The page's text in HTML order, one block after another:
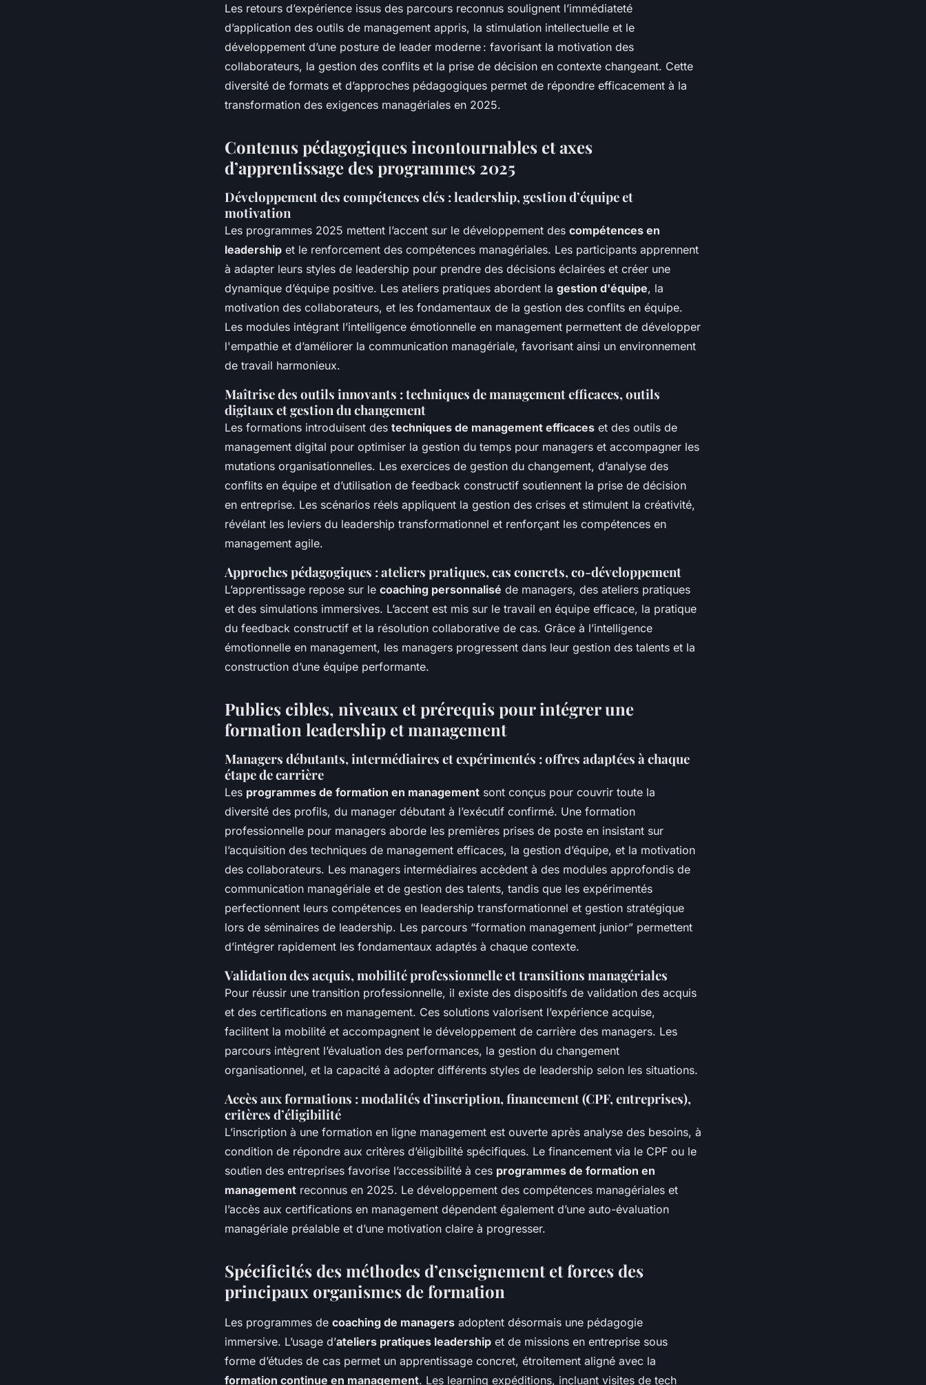
Les retours d’expérience issus des parcours reconnus soulignent l’immédiateté
d’application des outils de management appris, la stimulation intellectuelle et le
développement d’une posture de leader moderne : favorisant la motivation des
collaborateurs, la gestion des conflits et la prise de décision en contexte changeant. Cette
diversité de formats et d’approches pédagogiques permet de répondre efficacement à la
transformation des exigences managériales en 2025.
Contenus pédagogiques incontournables et axes
d’apprentissage des programmes 2025
Développement des compétences clés : leadership, gestion d’équipe et
motivation
Les programmes 2025 mettent l’accent sur le développement des compétences en
leadership et le renforcement des compétences managériales. Les participants apprennent
à adapter leurs styles de leadership pour prendre des décisions éclairées et créer une
dynamique d’équipe positive. Les ateliers pratiques abordent la gestion d'équipe, la
motivation des collaborateurs, et les fondamentaux de la gestion des conflits en équipe.
Les modules intégrant l’intelligence émotionnelle en management permettent de développer
l'empathie et d’améliorer la communication managériale, favorisant ainsi un environnement
de travail harmonieux.
Maîtrise des outils innovants : techniques de management efficaces, outils
digitaux et gestion du changement
Les formations introduisent des techniques de management efficaces et des outils de
management digital pour optimiser la gestion du temps pour managers et accompagner les
mutations organisationnelles. Les exercices de gestion du changement, d’analyse des
conflits en équipe et d’utilisation de feedback constructif soutiennent la prise de décision
en entreprise. Les scénarios réels appliquent la gestion des crises et stimulent la créativité,
révélant les leviers du leadership transformationnel et renforçant les compétences en
management agile.
Approches pédagogiques : ateliers pratiques, cas concrets, co-développement
L’apprentissage repose sur le coaching personnalisé de managers, des ateliers pratiques
et des simulations immersives. L’accent est mis sur le travail en équipe efficace, la pratique
du feedback constructif et la résolution collaborative de cas. Grâce à l’intelligence
émotionnelle en management, les managers progressent dans leur gestion des talents et la
construction d’une équipe performante.
Publics cibles, niveaux et prérequis pour intégrer une
formation leadership et management
Managers débutants, intermédiaires et expérimentés : offres adaptées à chaque
étape de carrière
Les programmes de formation en management sont conçus pour couvrir toute la
diversité des profils, du manager débutant à l’exécutif confirmé. Une formation
professionnelle pour managers aborde les premières prises de poste en insistant sur
l’acquisition des techniques de management efficaces, la gestion d’équipe, et la motivation
des collaborateurs. Les managers intermédiaires accèdent à des modules approfondis de
communication managériale et de gestion des talents, tandis que les expérimentés
perfectionnent leurs compétences en leadership transformationnel et gestion stratégique
lors de séminaires de leadership. Les parcours “formation management junior” permettent
d’intégrer rapidement les fondamentaux adaptés à chaque contexte.
Validation des acquis, mobilité professionnelle et transitions managériales
Pour réussir une transition professionnelle, il existe des dispositifs de validation des acquis
et des certifications en management. Ces solutions valorisent l’expérience acquise,
facilitent la mobilité et accompagnent le développement de carrière des managers. Les
parcours intègrent l’évaluation des performances, la gestion du changement
organisationnel, et la capacité à adopter différents styles de leadership selon les situations.
Accès aux formations : modalités d’inscription, financement (CPF, entreprises),
critères d’éligibilité
L’inscription à une formation en ligne management est ouverte après analyse des besoins, à
condition de répondre aux critères d’éligibilité spécifiques. Le financement via le CPF ou le
soutien des entreprises favorise l’accessibilité à ces programmes de formation en
management reconnus en 2025. Le développement des compétences managériales et
l’accès aux certifications en management dépendent également d’une auto-évaluation
managériale préalable et d’une motivation claire à progresser.
Spécificités des méthodes d’enseignement et forces des
principaux organismes de formation
Les programmes de coaching de managers adoptent désormais une pédagogie
immersive. L’usage d’ateliers pratiques leadership et de missions en entreprise sous
forme d’études de cas permet un apprentissage concret, étroitement aligné avec la
formation continue en management. Les learning expéditions, incluant visites de tech